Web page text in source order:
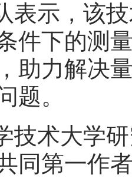
表示，该
件下的测
助力解决
题。
技术大学
同第一作